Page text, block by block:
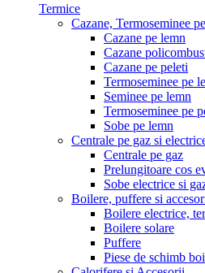
Termice
Cazane, Termoseminee
Cazane pe lemn
Cazane
Cazane pe peleti
Termoseminee pe
Seminee pe lemn
Termoseminee pe
Sobe pe lemn
Centrale pe gaz si
Centrale pe gaz
Prelungitoare cos
Sobe electrice si
Boilere, puffere si
Boilere electrice,
Boilere solare
Puffere
Piese de schimb